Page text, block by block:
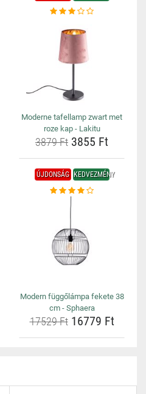
Moderne tafellamp zwart met
roze kap - Lakitu
3879 Ft 3855 Ft
ÚJDONSÁG KEDVEZMÉNY
Modern függőlámpa fekete 38
cm - Sphaera
17529 Ft16779 Ft